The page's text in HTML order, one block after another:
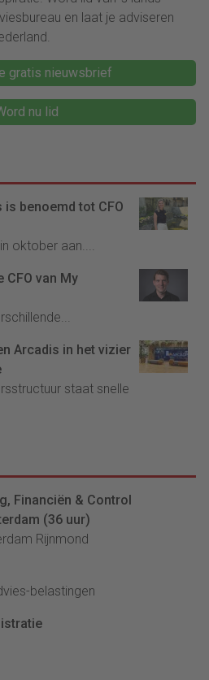
en laat je adviseren
gratis nieuwsbrief
nu lid
benoemd tot CFO
oktober aan....
CFO van My
Arcadis in het vizier
staat snelle
Financiën & Control
(36 uur)
Rijnmond
belastingen